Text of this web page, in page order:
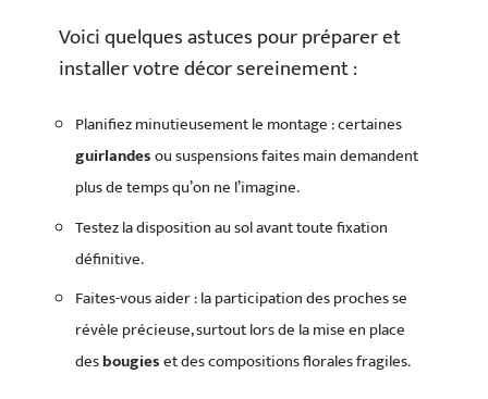
Voici quelques astuces pour préparer et
installer votre décor sereinement :
Planifiez minutieusement le montage : certaines
guirlandesou suspensions faites main demandent
plus de temps qu’on ne l’imagine.
Testez la disposition au sol avant toute fixation
définitive.
Faites-vous aider : la participation des proches se
révèle précieuse, surtout lors de la mise en place
desbougieset des compositions florales fragiles.